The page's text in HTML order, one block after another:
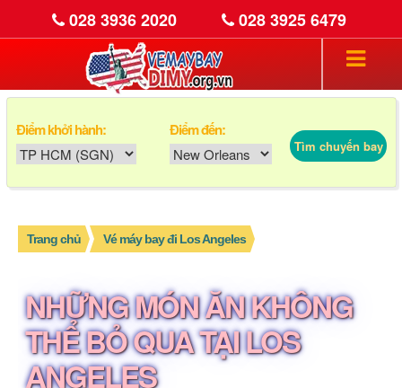
028 3936 2020 028 3925 6479
Điểm khởi hành: Điểm đến:
Tìm chuyến bay
Trang chủ Vé máy bay đi Los Angeles
NHỮNG MÓN ĂN KHÔNG
THỂ BỎ QUA TẠI LOS
ANGELES